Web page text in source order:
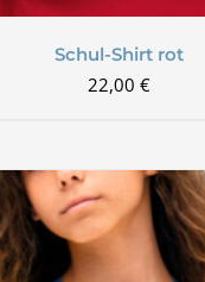
Schul-Shirt rot
22,00 €